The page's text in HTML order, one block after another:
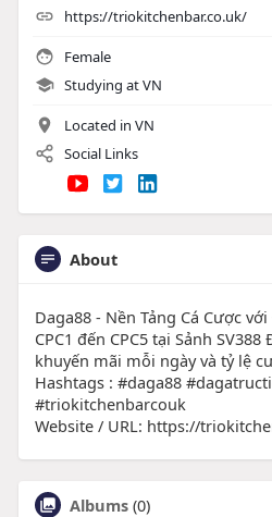
https://triokitchenbar.co.uk/
Female
Studying at VN
Located in VN
Social Links
About
Daga88 - Nền Tảng Cá Cược
CPC1 đến CPC5 tại Sảnh
khuyến mãi mỗi ngày và tỷ lệ
Hashtags : #daga88
#triokitchenbarcouk
Website / URL: https://
Albums (0)